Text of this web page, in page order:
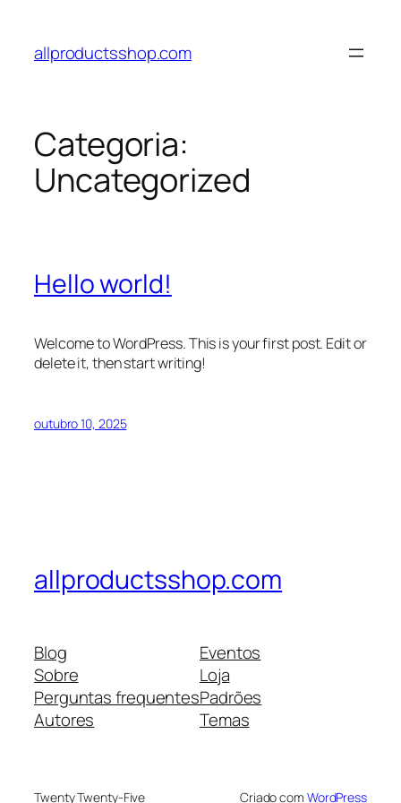
allproductsshop.com
Categoria:
Uncategorized
Hello world!
Welcome to WordPress. This is your first post. Edit or
delete it, then start writing!
outubro 10, 2025
allproductsshop.com
Blog
Sobre
Perguntas frequentes
Autores
Eventos
Loja
Padrões
Temas
Twenty Twenty-Five Criado com WordPress